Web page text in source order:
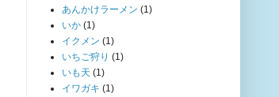
あんかけラーメン (1)
いか (1)
イクメン (1)
いちご狩り (1)
いも天 (1)
イワガキ (1)